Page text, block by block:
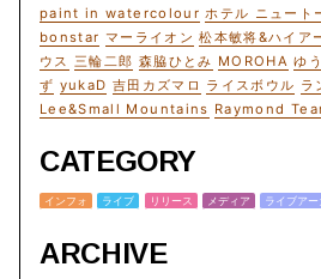
paint in watercolour ホテル ニュート
bonstar マーライオン 松本敏将&ハイア
ウス 三輪二郎 森脇ひとみ MOROHA ゆ
ず yukaD 吉田カズマロ ライスボウル ラ
Lee&Small Mountains Raymond
CATEGORY
インフォ ライブ リリース メディア ライブア
ARCHIVE